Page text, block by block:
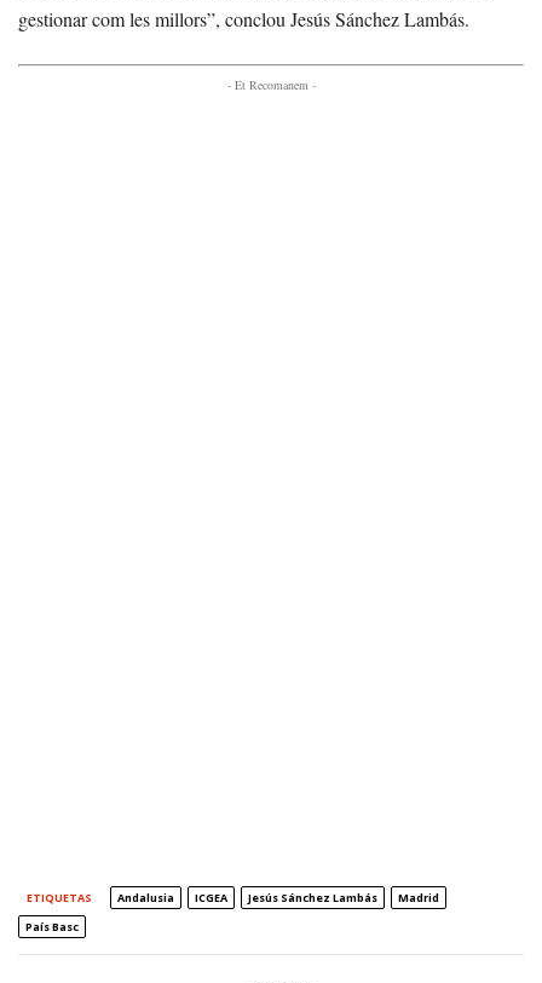
gestionar com les millors”, conclou Jesús Sánchez Lambás.
- Et Recomanem -
ETIQUETAS Andalusia ICGEA Jesús Sánchez Lambás
Madrid
País Basc